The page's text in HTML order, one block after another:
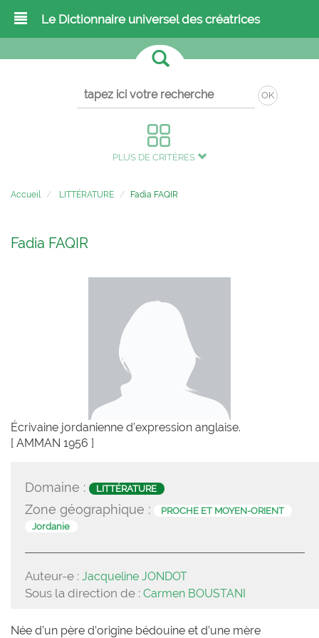
Le Dictionnaire universel des créatrices
OK
PLUS DE CRITÈRES
Accueil LITTÉRATURE Fadia FAQIR
Fadia FAQIR
Écrivaine jordanienne d’expression anglaise.
[ AMMAN 1956 ]
Domaine : LITTÉRATURE
Zone géographique :
PROCHE ET MOYEN-ORIENT
Jordanie
Auteur-e : Jacqueline JONDOT
Sous la direction de : Carmen BOUSTANI
Née d’un père d’origine bédouine et d’une mère